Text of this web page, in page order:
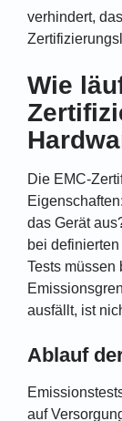
verhindert,
Wie
Die EMC-
das Gerät
bei
Tests müssen
ausfällt, ist
Ablauf
auf